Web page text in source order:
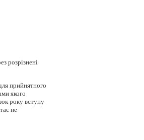
розрізнені
прийнятного
якого
року вступу
не